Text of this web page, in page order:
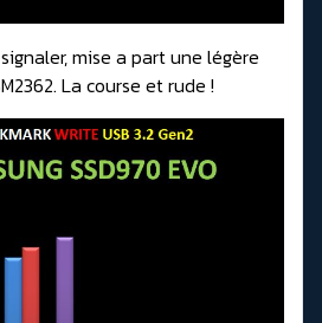
mise a part une légère
La course et rude !